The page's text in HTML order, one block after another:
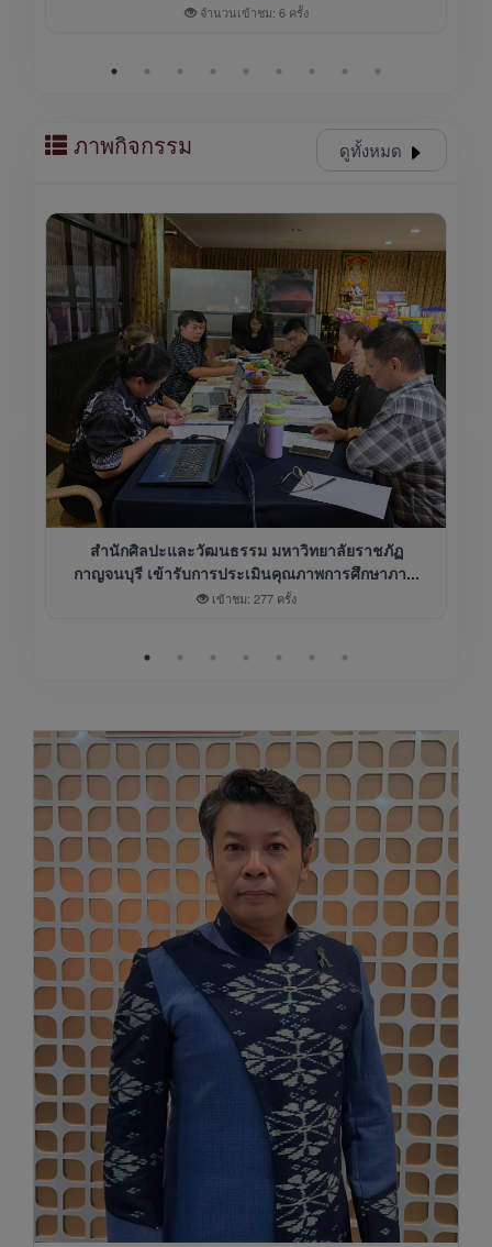
จำนวนเข้าชม: 6 ครั้ง
ภาพกิจกรรม ดูทั้งหมด
สำนักศิลปะและวัฒนธรรม มหาวิทยาลัยราชภัฏ
กาญจนบุรี เข้ารับการประเมินคุณภาพการศึกษาภา...
เข้าชม: 277 ครั้ง